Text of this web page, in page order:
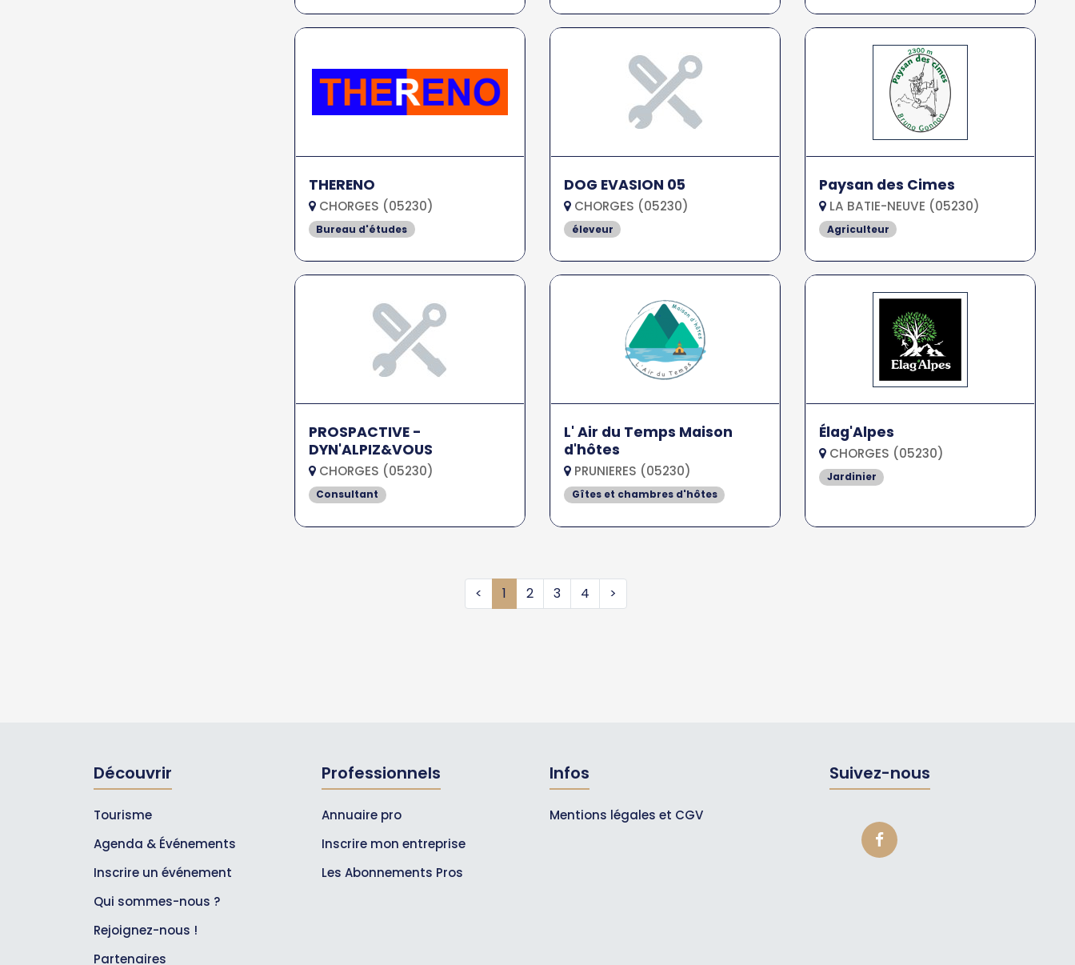
THERENO
CHORGES (05230)
Bureau d'études
DOG EVASION 05
CHORGES (05230)
éleveur
Paysan des Cimes
LA BATIE-NEUVE (05230)
Agriculteur
PROSPACTIVE -
DYN'ALPIZ&VOUS
CHORGES (05230)
Consultant
L' Air du Temps Maison
d'hôtes
PRUNIERES (05230)
Gîtes et chambres d'hôtes
Élag'Alpes
CHORGES (05230)
Jardinier
< 1 2 3 4 >
Découvrir
Tourisme
Agenda & Événements
Inscrire un événement
Qui sommes-nous ?
Rejoignez-nous !
Partenaires
Professionnels
Annuaire pro
Inscrire mon entreprise
Les Abonnements Pros
Infos
Mentions légales et CGV
Suivez-nous